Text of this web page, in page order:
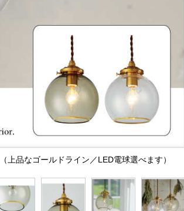
品なゴールドライン／LED電球選べます）